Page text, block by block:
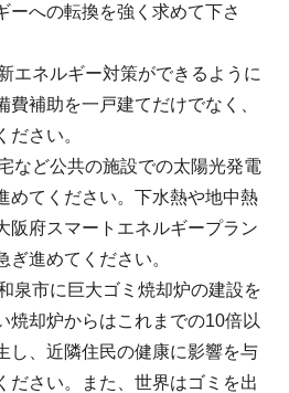
ーへの転換を強く求めて下さ
エネルギー対策ができるように
費補助を一戸建てだけでなく、
さい。
など公共の施設での太陽光発電
めてください。下水熱や地中熱
阪府スマートエネルギープラン
進めてください。
泉市に巨大ゴミ焼却炉の建設を
焼却炉からはこれまでの10倍以
し、近隣住民の健康に影響を与
ださい。また、世界はゴミを出